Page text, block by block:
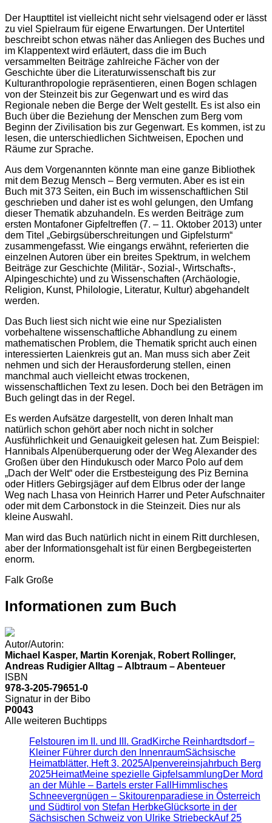
Der Haupttitel ist vielleicht nicht sehr vielsagend oder er lässt
zu viel Spielraum für eigene Erwartungen. Der Untertitel
beschreibt schon etwas näher das Anliegen des Buches und
im Klappentext wird erläutert, dass die im Buch
versammelten Beiträge zahlreiche Fächer von der
Geschichte über die Literaturwissenschaft bis zur
Kulturanthropologie repräsentieren, einen Bogen schlagen
von der Steinzeit bis zur Gegenwart und es wird das
Regionale neben die Berge der Welt gestellt. Es ist also ein
Buch über die Beziehung der Menschen zum Berg vom
Beginn der Zivilisation bis zur Gegenwart. Es kommen, ist zu
lesen, die unterschiedlichen Sichtweisen, Epochen und
Räume zur Sprache.
Aus dem Vorgenannten könnte man eine ganze Bibliothek
mit dem Bezug Mensch – Berg vermuten. Aber es ist ein
Buch mit 373 Seiten, ein Buch im wissenschaftlichen Stil
geschrieben und daher ist es wohl gelungen, den Umfang
dieser Thematik abzuhandeln. Es werden Beiträge zum
ersten Montafoner Gipfeltreffen (7. – 11. Oktober 2013) unter
dem Titel „Gebirgsüberschreitungen und Gipfelsturm“
zusammengefasst. Wie eingangs erwähnt, referierten die
einzelnen Autoren über ein breites Spektrum, in welchem
Beiträge zur Geschichte (Militär-, Sozial-, Wirtschafts-,
Alpingeschichte) und zu Wissenschaften (Archäologie,
Religion, Kunst, Philologie, Literatur, Kultur) abgehandelt
werden.
Das Buch liest sich nicht wie eine nur Spezialisten
vorbehaltene wissenschaftliche Abhandlung zu einem
mathematischen Problem, die Thematik spricht auch einen
interessierten Laienkreis gut an. Man muss sich aber Zeit
nehmen und sich der Herausforderung stellen, einen
manchmal auch vielleicht etwas trockenen,
wissenschaftlichen Text zu lesen. Doch bei den Beträgen im
Buch gelingt das in der Regel.
Es werden Aufsätze dargestellt, von deren Inhalt man
natürlich schon gehört aber noch nicht in solcher
Ausführlichkeit und Genauigkeit gelesen hat. Zum Beispiel:
Hannibals Alpenüberquerung oder der Weg Alexander des
Großen über den Hindukusch oder Marco Polo auf dem
„Dach der Welt“ oder die Erstbesteigung des Piz Bernina
oder Hitlers Gebirgsjäger auf dem Elbrus oder der lange
Weg nach Lhasa von Heinrich Harrer und Peter Aufschnaiter
oder mit dem Carbonstock in die Steinzeit. Dies nur als
kleine Auswahl.
Man wird das Buch natürlich nicht in einem Ritt durchlesen,
aber der Informationsgehalt ist für einen Bergbegeisterten
enorm.
Falk Große
Informationen zum Buch
Autor/Autorin:
Michael Kasper, Martin Korenjak, Robert Rollinger,
Andreas Rudigier Alltag – Albtraum – Abenteuer
ISBN
978-3-205-79651-0
Signatur in der Bibo
P0043
Alle weiteren Buchtipps
Felstouren im II. und III. Grad Kirche Reinhardtsdorf –
Kleiner Führer durch den InnenraumSächsische
Heimatblätter, Heft 3, 2025Alpenvereinsjahrbuch Berg
2025HeimatMeine spezielle GipfelsammlungDer Mord
an der Mühle – Bartels erster Fall
Himmlisches
Schneevergnügen – Skitourenparadiese in Österreich
und Südtirol von Stefan HerbkeGlücksorte in der
Sächsischen Schweiz von Ulrike StriebeckAuf 25